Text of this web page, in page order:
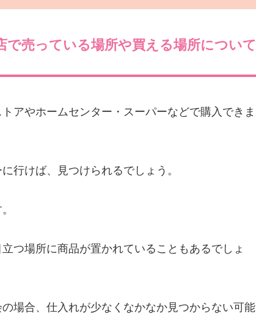
売っている場所や買える場所について
アやホームセンター・スーパーなどで購入できま
行けば、見つけられるでしょう。
つ場所に商品が置かれていることもあるでしょ
場合、仕入れが少なくなかなか見つからない可能